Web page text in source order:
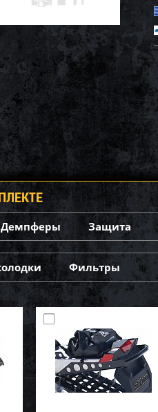
Демпферы Защита
Фильтры